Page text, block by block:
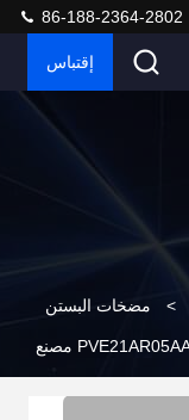
86-188-2364-2802
إقتباس
> مضخات البستن
باركر الهيدروليكية PVE21AR05AA10A1800000100100CD0A مصنع